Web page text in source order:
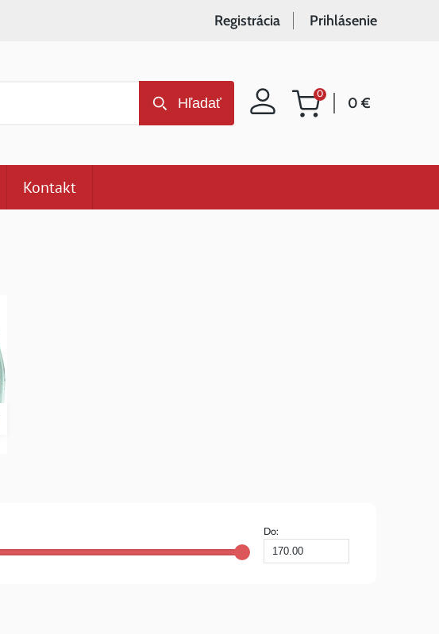
Nákupný
0
0 €
Hľadať
Registrácia Prihlásenie
Kontakt
Do: